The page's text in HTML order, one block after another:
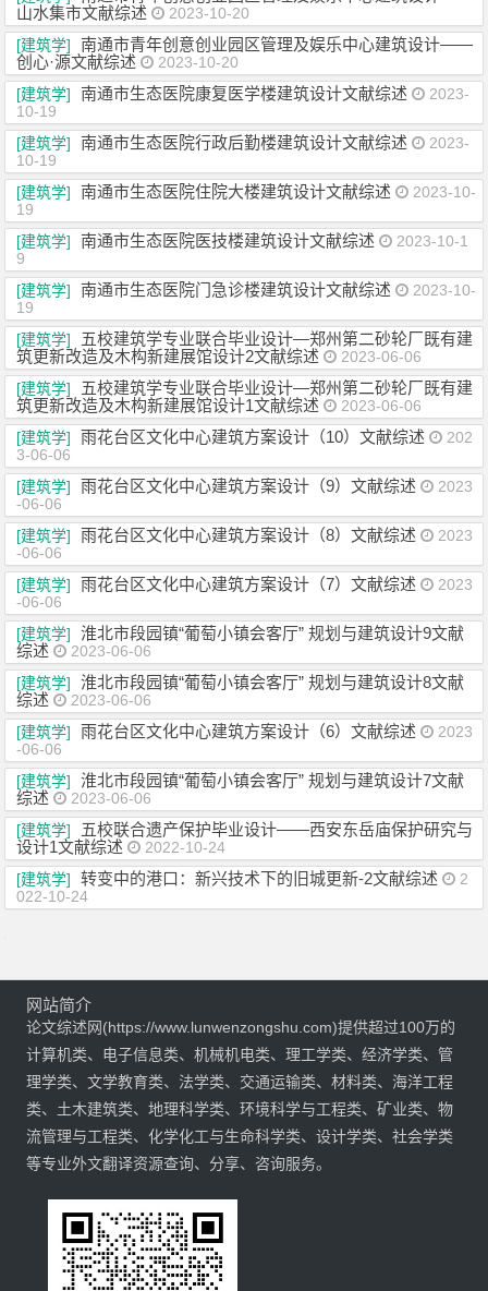
山水集市文献综述
2023-10-20
[建筑学]
南通市青年创意创业园区管理及娱乐中心建筑设计——
创心·源文献综述
2023-10-20
[建筑学]
南通市生态医院康复医学楼建筑设计文献综述
2023-
10-19
[建筑学]
南通市生态医院行政后勤楼建筑设计文献综述
2023-
10-19
[建筑学]
南通市生态医院住院大楼建筑设计文献综述
2023-10-
19
[建筑学]
南通市生态医院医技楼建筑设计文献综述
2023-10-1
9
[建筑学]
南通市生态医院门急诊楼建筑设计文献综述
2023-10-
19
[建筑学]
五校建筑学专业联合毕业设计—郑州第二砂轮厂既有建
筑更新改造及木构新建展馆设计2文献综述
2023-06-06
[建筑学]
五校建筑学专业联合毕业设计—郑州第二砂轮厂既有建
筑更新改造及木构新建展馆设计1文献综述
2023-06-06
[建筑学]
雨花台区文化中心建筑方案设计（10）文献综述
202
3-06-06
[建筑学]
雨花台区文化中心建筑方案设计（9）文献综述
2023
-06-06
[建筑学]
雨花台区文化中心建筑方案设计（8）文献综述
2023
-06-06
[建筑学]
雨花台区文化中心建筑方案设计（7）文献综述
2023
-06-06
[建筑学]
淮北市段园镇“葡萄小镇会客厅” 规划与建筑设计9文献
综述
2023-06-06
[建筑学]
淮北市段园镇“葡萄小镇会客厅” 规划与建筑设计8文献
综述
2023-06-06
[建筑学]
雨花台区文化中心建筑方案设计（6）文献综述
2023
-06-06
[建筑学]
淮北市段园镇“葡萄小镇会客厅” 规划与建筑设计7文献
综述
2023-06-06
[建筑学]
五校联合遗产保护毕业设计——西安东岳庙保护研究与
设计1文献综述
2022-10-24
[建筑学]
转变中的港口：新兴技术下的旧城更新-2文献综述
2
022-10-24
网站简介
论文综述网(https://www.lunwenzongshu.com)提供超过100万的
计算机类、电子信息类、机械机电类、理工学类、经济学类、管
理学类、文学教育类、法学类、交通运输类、材料类、海洋工程
类、土木建筑类、地理科学类、环境科学与工程类、矿业类、物
流管理与工程类、化学化工与生命科学类、设计学类、社会学类
等专业外文翻译资源查询、分享、咨询服务。